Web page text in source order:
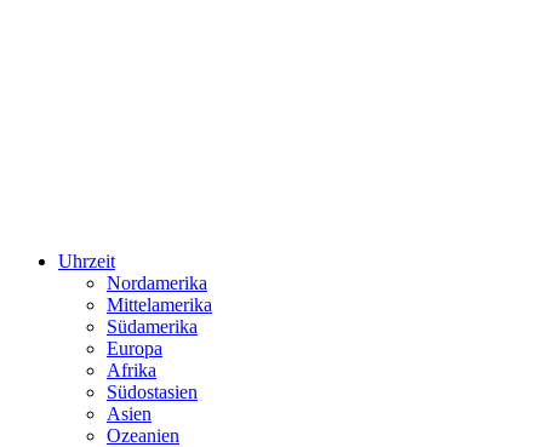
Uhrzeit
Nordamerika
Mittelamerika
Südamerika
Europa
Afrika
Südostasien
Asien
Ozeanien